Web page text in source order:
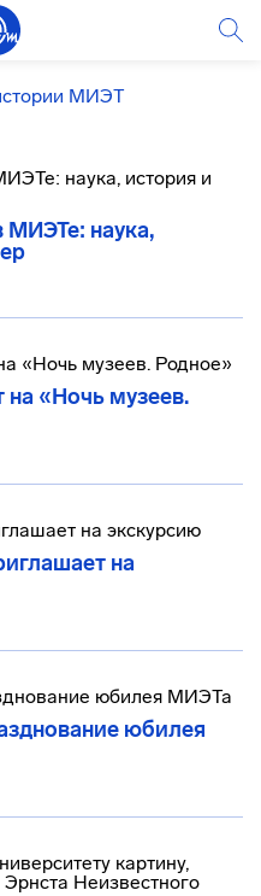
МИЭТ
МИЭТе: наука,
«Ночь музеев.
на
юбилея